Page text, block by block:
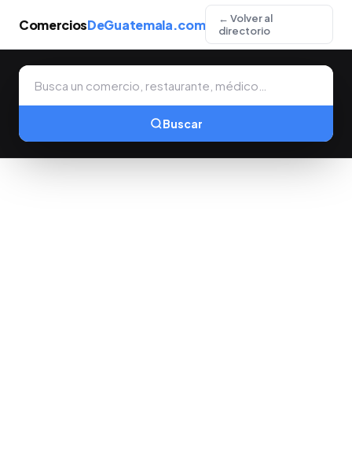
ComerciosDeGuatemala.com
← Volver al
directorio
Buscar